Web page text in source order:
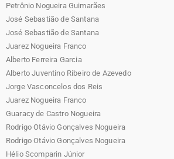
Petrônio Nogueira Guimarães
José Sebastião de Santana
José Sebastião de Santana
Juarez Nogueira Franco
Alberto Ferreira Garcia
Alberto Juventino Ribeiro de Azevedo
Jorge Vasconcelos dos Reis
Juarez Nogueira Franco
Guaracy de Castro Nogueira
Rodrigo Otávio Gonçalves Nogueira
Rodrigo Otávio Gonçalves Nogueira
Hélio Scomparin Júnior